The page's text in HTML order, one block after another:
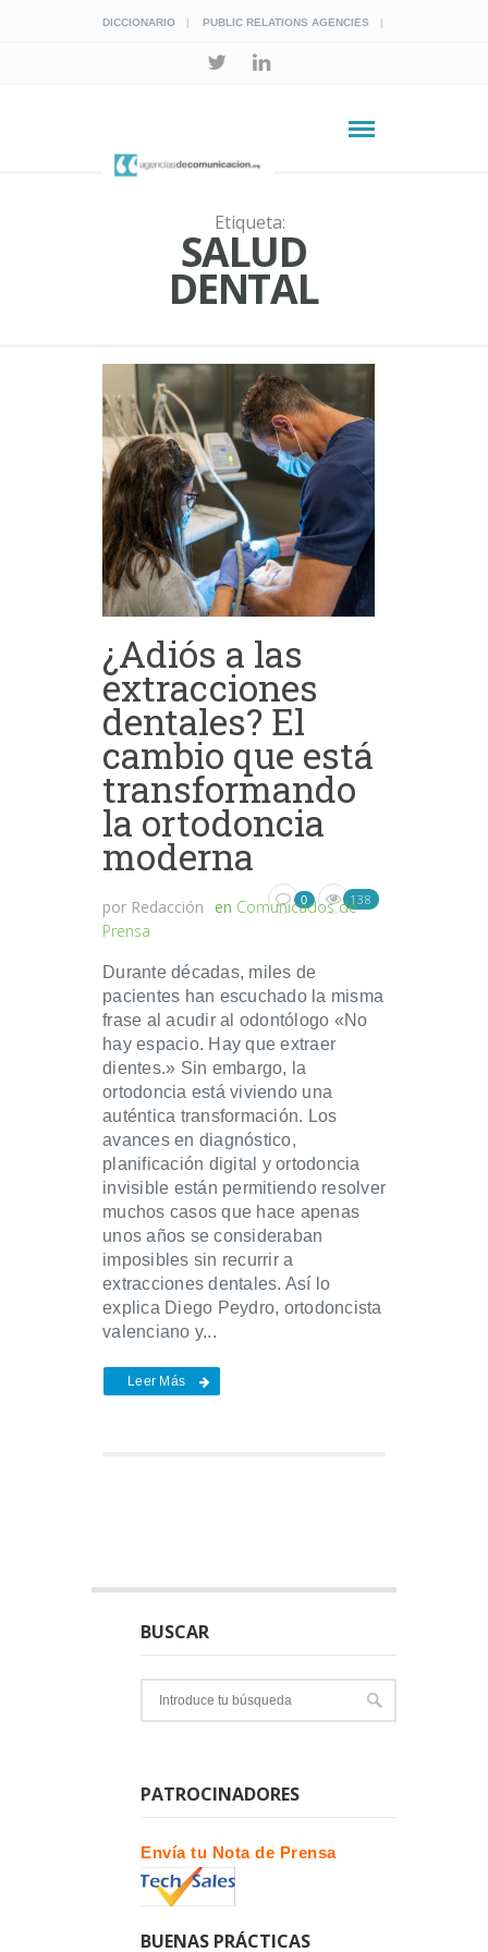
DICCIONARIO PUBLIC RELATIONS AGENCIES
Etiqueta:
SALUD
DENTAL
¿Adiós a las
extracciones
dentales? El
cambio que está
transformando
la ortodoncia
moderna
por Redacción en Comunicados de
Prensa
0 138
Durante décadas, miles de
pacientes han escuchado la misma
frase al acudir al odontólogo «No
hay espacio. Hay que extraer
dientes.» Sin embargo, la
ortodoncia está viviendo una
auténtica transformación. Los
avances en diagnóstico,
planificación digital y ortodoncia
invisible están permitiendo resolver
muchos casos que hace apenas
unos años se consideraban
imposibles sin recurrir a
extracciones dentales. Así lo
explica Diego Peydro, ortodoncista
valenciano y...
Leer Más
BUSCAR
PATROCINADORES
Envía tu Nota de Prensa
BUENAS PRÁCTICAS